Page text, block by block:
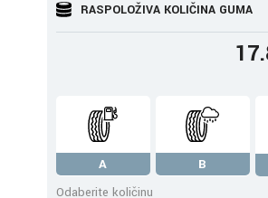
RASPOLOŽIVA KOLIČINA GUMA
A B
Odaberite količinu